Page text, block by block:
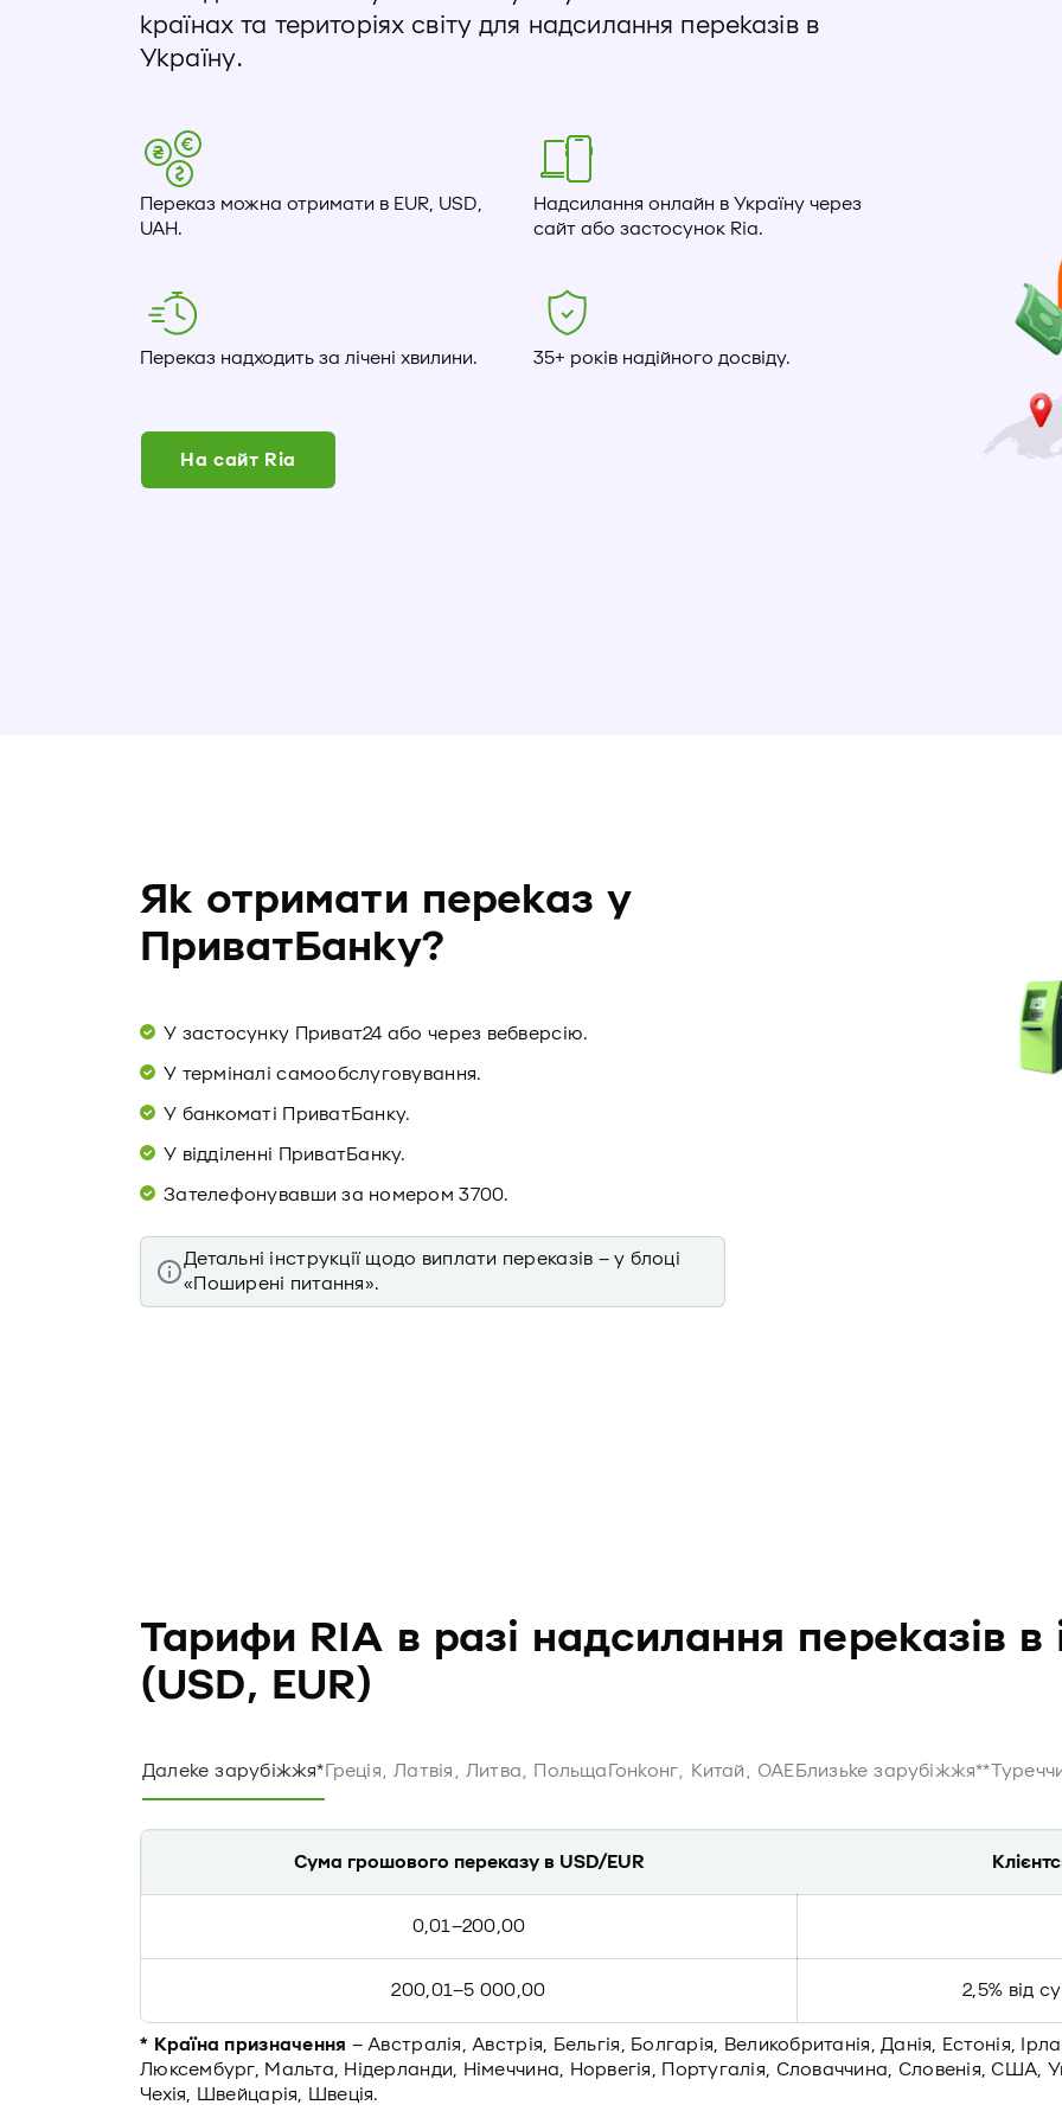
країнах та територіях світу для надсилання переказів в
Україну.
Переказ можна отримати в EUR, USD,
UAH.
Надсилання онлайн в Україну через
сайт або застосунок Ria.
Переказ надходить за лічені хвилини. 35+ років надійного досвіду.
На сайт Ria
Як отримати переказ у
ПриватБанку?
У застосунку Приват24 або через вебверсію.
У терміналі самообслуговування.
У банкоматі ПриватБанку.
У відділенні ПриватБанку.
Зателефонувавши за номером 3700.
Детальні інструкції щодо виплати переказів – у блоці
«Поширені питання».
Тарифи RIA в разі надсилання переказів в
(USD, EUR)
Далеке зарубіжжя*Греція, Латвія, Литва, ПольщаГонконг, Китай, ОАЕБлизьке зарубіжжя**
Сума грошового переказу в USD/EUR
0,01–200,00
200,01–5 000,00 2,5% від
* Країна призначення – Австралія, Австрія, Бельгія, Болгарія, Великобританія, Данія, Естонія,
Люксембург, Мальта, Нідерланди, Німеччина, Норвегія, Португалія, Словаччина, Словенія, США,
Чехія, Швейцарія, Швеція.